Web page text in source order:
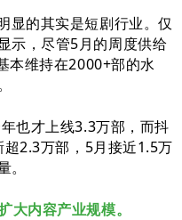
显的其实是短剧行业。仅
示，尽管5月的周度供给
本维持在2000+部的水
也才上线3.3万部，而抖
2.3万部， 5月接近1.5万
大内容产业规模。